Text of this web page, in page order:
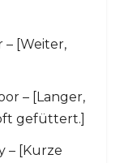
– [Weiter,
– [Langer,
gefüttert.]
– [Kurze